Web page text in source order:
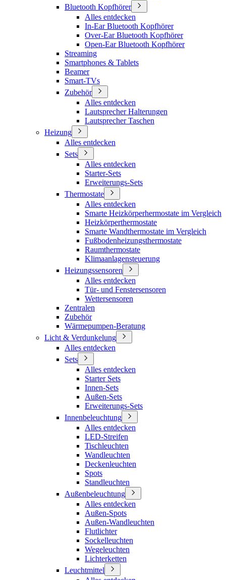
Bluetooth Kopfhörer
Alles entdecken
In-Ear Bluetooth Kopfhörer
Over-Ear Bluetooth Kopfhörer
Open-Ear Bluetooth Kopfhörer
Streaming
Smartphones & Tablets
Beamer
Smart-TVs
Zubehör
Alles entdecken
Lautsprecher Halterungen
Lautsprecher Taschen
Heizung
Alles entdecken
Sets
Alles entdecken
Starter-Sets
Erweiterungs-Sets
Thermostate
Alles entdecken
Smarte Heizkörperhermostate im Vergleich
Heizkörperthermostate
Smarte Wandthermostate im Vergleich
Fußbodenheizungsthermostate
Raumthermostate
Klimaanlagensteuerung
Heizungssensoren
Alles entdecken
Tür- und Fenstersensoren
Wettersensoren
Zentralen
Zubehör
Wärmepumpen-Beratung
Licht & Verdunkelung
Alles entdecken
Sets
Alles entdecken
Starter Sets
Innen-Sets
Außen-Sets
Erweiterungs-Sets
Innenbeleuchtung
Alles entdecken
LED-Streifen
Tischleuchten
Wandleuchten
Deckenleuchten
Spots
Standleuchten
Außenbeleuchtung
Alles entdecken
Außen-Spots
Außen-Wandleuchten
Flutlichter
Sockelleuchten
Wegeleuchten
Lichterketten
Leuchtmittel